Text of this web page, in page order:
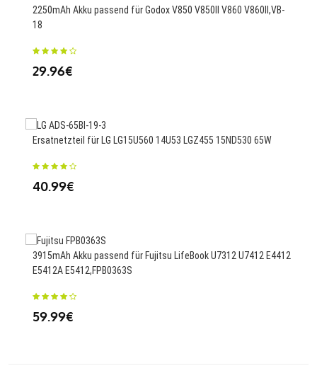
2250mAh Akku passend für Godox V850 V850II V860 V860II,VB-
18
29.96€
Ersatnetzteil für LG LG15U560 14U53 LGZ455 15ND530 65W
40.99€
3915mAh Akku passend für Fujitsu LifeBook U7312 U7412 E4412
E5412A E5412,FPB0363S
59.99€